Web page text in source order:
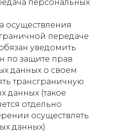
персональных
осуществления
передаче
уведомить
по защите прав
данных о своем
трансграничную
данных (такое
отдельно
осуществлять
данных).